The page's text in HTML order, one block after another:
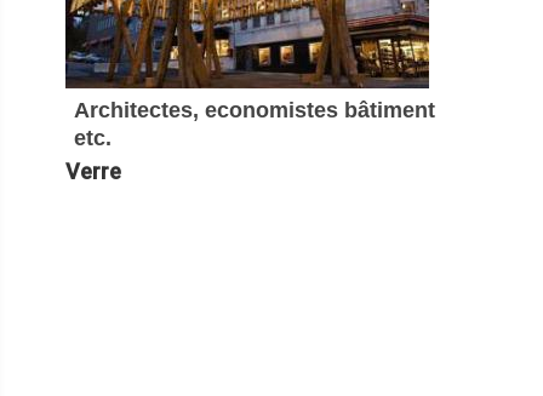
Architectes, economistes bâtiment
etc.
Verre